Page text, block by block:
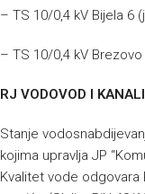
– TS 10/0,4 kV Bijela 6
– TS 10/0,4 kV
RJ VODOVOD I
Stanje
kojima upravlja JP
Kvalitet vode odgovara